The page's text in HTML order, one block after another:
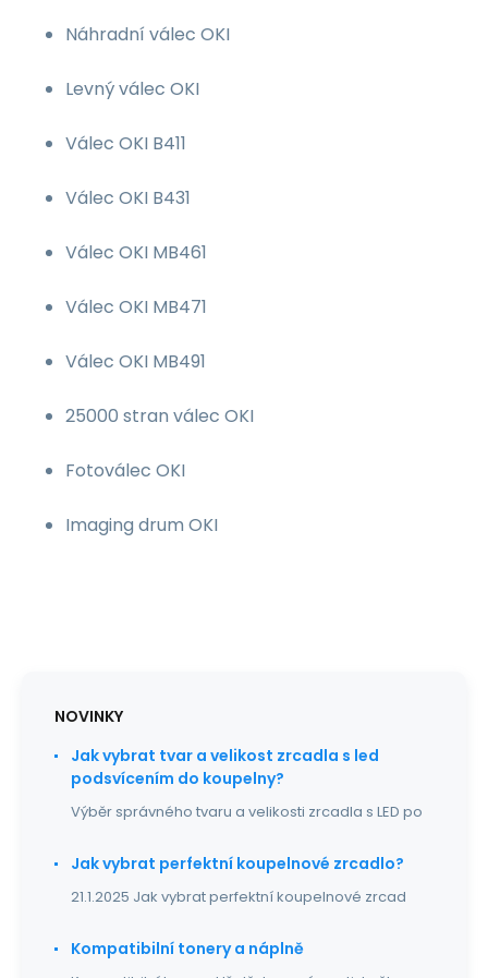
Náhradní válec OKI
Levný válec OKI
Válec OKI B411
Válec OKI B431
Válec OKI MB461
Válec OKI MB471
Válec OKI MB491
25000 stran válec OKI
Fotoválec OKI
Imaging drum OKI
NOVINKY
Jak vybrat tvar a velikost zrcadla s led
podsvícením do koupelny?
Výběr správného tvaru a velikosti zrcadla s LED po
Jak vybrat perfektní koupelnové zrcadlo?
21.1.2025 Jak vybrat perfektní koupelnové zrcad
Kompatibilní tonery a náplně